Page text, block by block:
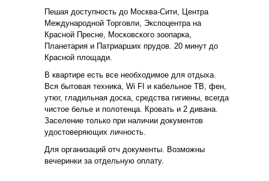
Пешая доступность до Москва-Сити, Центра
Международной Торговли, Экспоцентра на
Красной Пресне, Московского зоопарка,
Планетария и Патриарших прудов. 20 минут до
Красной площади.
В квартире есть все необходимое для отдыха.
Вся бытовая техника, Wi FI и кабельное ТВ, фен,
утюг, гладильная доска, средства гигиены, всегда
чистое белье и полотенца. Кровать и 2 дивана.
Заселение только при наличии документов
удостоверяющих личность.
Для организаций отч документы. Возможны
вечеринки за отдельную оплату.